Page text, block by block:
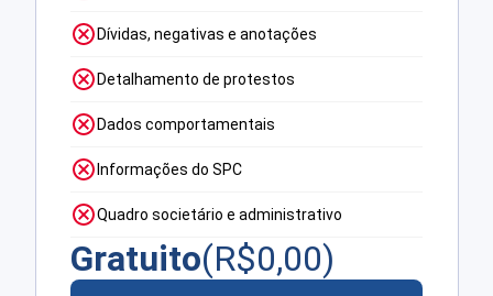
Dívidas, negativas e anotações
Detalhamento de protestos
Dados comportamentais
Informações do SPC
Quadro societário e administrativo
Gratuito(R$0,00)